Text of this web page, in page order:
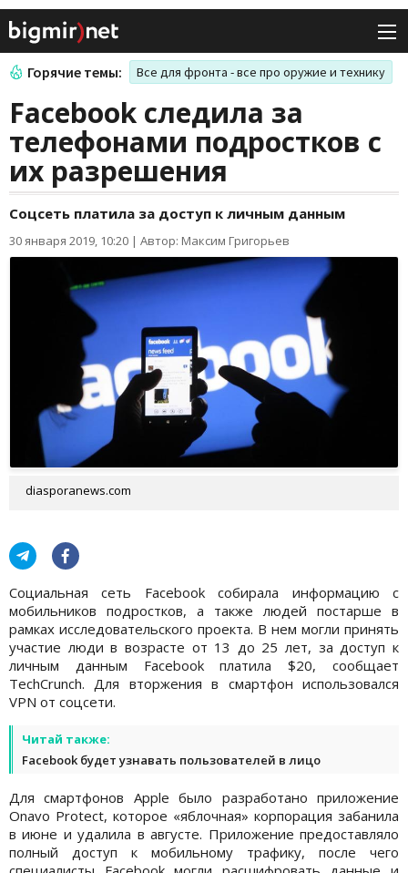
Горячие темы: Все для фронта - все про оружие и технику
Facebook следила за
телефонами подростков с
их разрешения
Соцсеть платила за доступ к личным данным
30 января 2019, 10:20 | Автор: Максим Григорьев
diasporanews.com
Социальная сеть Facebook собирала информацию с
мобильников подростков, а также людей постарше в
рамках исследовательского проекта. В нем могли принять
участие люди в возрасте от 13 до 25 лет, за доступ к
личным данным Facebook платила $20, сообщает
TechCrunch. Для вторжения в смартфон использовался
VPN от соцсети.
Читай также:
Facebook будет узнавать пользователей в лицо
Для смартфонов Apple было разработано приложение
Onavo Protect, которое «яблочная» корпорация забанила
в июне и удалила в августе. Приложение предоставляло
полный доступ к мобильному трафику, после чего